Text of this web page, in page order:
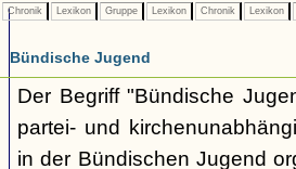
Chronik Lexikon Gruppe Lexikon Chronik Lexikon
Bündische Jugend
Der Begriff "Bündische
partei- und
in der Bündischen Jugend